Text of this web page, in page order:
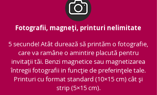
Fotografii, magneți, printuri nelimitate
5 secunde! Atât durează să printăm o fotografie,
care va ramâne o amintire placută pentru
invitații tăi. Benzi magnetice sau magnetizarea
întregii fotografii in funcție de preferințele tale.
Printuri cu format standard (10×15 cm) cât și
strip (5×15 cm).